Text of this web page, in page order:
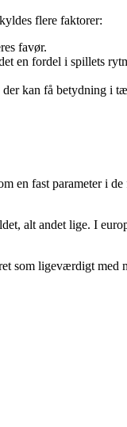
flere faktorer:
favør.
en fordel i spillets
kan få betydning i
en fast parameter i
alt andet lige. I
som ligeværdigt med